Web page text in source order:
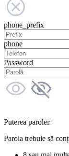
phone_prefix
phone
Password
Puterea parolei:
Parola trebuie să